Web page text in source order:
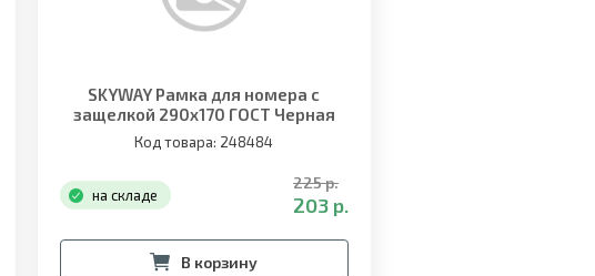
SKYWAY Рамка для номера с
защелкой 290х170 ГОСТ Черная
"АВТОНАРОДНЫЕ"
Код товара: 248484
на складе
225 р.
203 р.
В корзину